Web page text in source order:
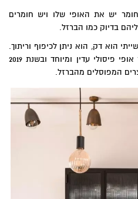
יש את האופי שלו ויש חומרים
בדיוק כמו הברזל.
הוא דק, הוא ניתן לכיפוף וריתוך.
באמצעות הברזל ניתן לתת למוצר אופי פיסולי עדין ומיוחד ובשנת 2019
המפוסלים מהברזל.